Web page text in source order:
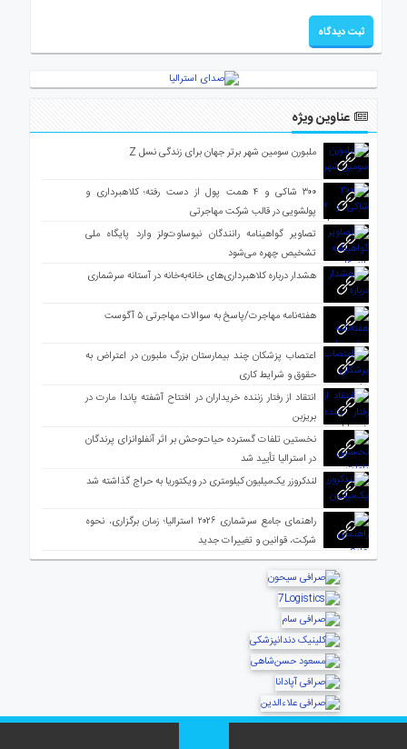
عناوین ویژه
ملبورن سومین شهر برتر جهان برای زندگی نسل Z
۳۰۰ شاکی و ۴ همت پول از دست رفته؛ کلاهبرداری و
پولشویی در قالب شرکت مهاجرتی
تصاویر گواهینامه رانندگان نیوساوت‌ولز وارد پایگاه ملی
تشخیص چهره می‌شود
هشدار درباره کلاهبرداری‌های خانه‌به‌خانه در آستانه سرشماری
هفته‌نامه مهاجرت/پاسخ به سوالات مهاجرتی ۵ آگوست
اعتصاب پزشکان چند بیمارستان بزرگ ملبورن در اعتراض به
حقوق و شرایط کاری
انتقاد از رفتار زننده خریداران در افتتاح آشفته پاندا مارت در
بریزبن
نخستین تلفات گسترده حیات‌وحش بر اثر آنفلوانزای پرندگان
در استرالیا تأیید شد
لندکروزر یک‌میلیون کیلومتری در ویکتوریا به حراج گذاشته شد
راهنمای جامع سرشماری ۲۰۲۶ استرالیا؛ زمان برگزاری، نحوه
شرکت، قوانین و تغییرات جدید